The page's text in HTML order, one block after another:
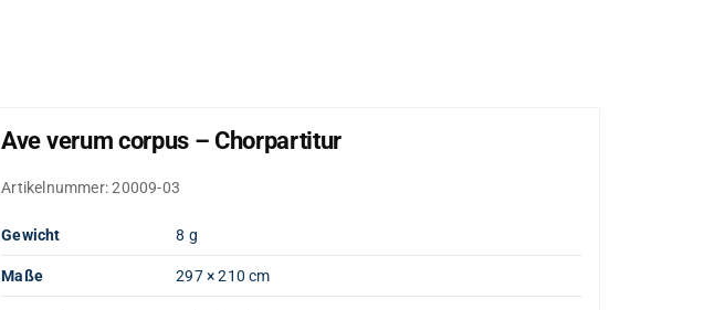
Ave verum corpus – Chorpartitur
Artikelnummer:20009-03
Gewicht 8 g
Maße 297 × 210 cm